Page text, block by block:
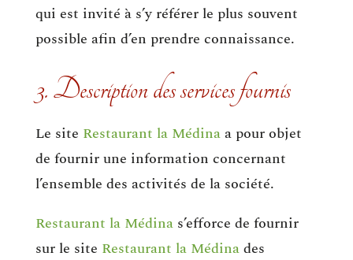
qui est invité à s’y référer le plus souvent
possible afin d’en prendre connaissance.
3. Description des services fournis
Le site Restaurant la Médinaa pour objet
de fournir une information concernant
l’ensemble des activités de la société.
Restaurant la Médinas’efforce de fournir
sur le site Restaurant la Médinades